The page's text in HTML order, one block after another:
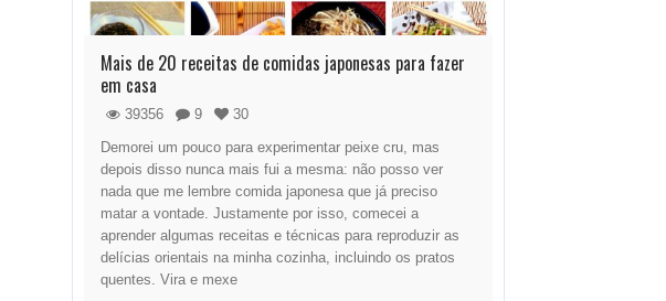
Mais de 20 receitas de comidas japonesas para fazer
em casa
39356 9
30
Demorei um pouco para experimentar peixe cru, mas
depois disso nunca mais fui a mesma: não posso ver
nada que me lembre comida japonesa que já preciso
matar a vontade. Justamente por isso, comecei a
aprender algumas receitas e técnicas para reproduzir as
delícias orientais na minha cozinha, incluindo os pratos
quentes. Vira e mexe